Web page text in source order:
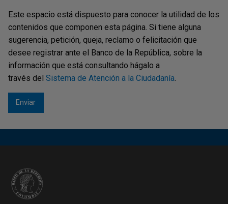
Este espacio está dispuesto para conocer la utilidad de los
contenidos que componen esta página. Si tiene alguna
sugerencia, petición, queja, reclamo o felicitación que
desee registrar ante el Banco de la República, sobre la
información que está consultando hágalo a
través del Sistema de Atención a la Ciudadanía